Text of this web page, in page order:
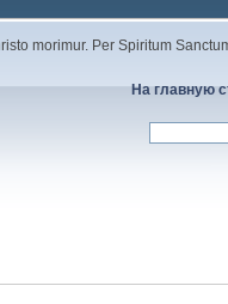
morimur. Per Spiritum
На главную